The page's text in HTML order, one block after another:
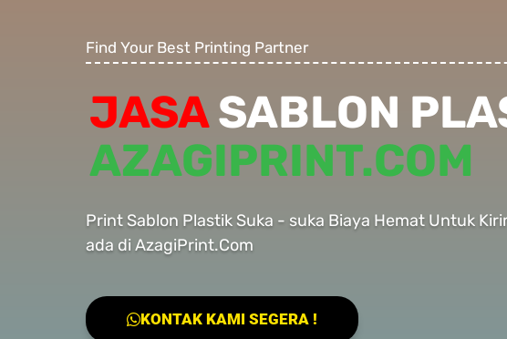
Find Your Best Printing Partner
JASASABLON
AZAGIPRINT.COM
Print Sablon Plastik Suka - suka Biaya Hemat Untuk
ada di AzagiPrint.Com
KONTAK KAMI SEGERA !